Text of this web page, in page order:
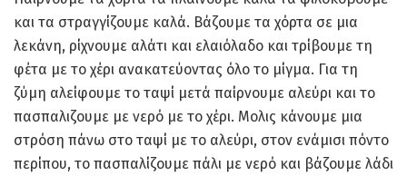
και τα στραγγίζουμε καλά. Βάζουμε τα χόρτα σε μια
λεκάνη, ρίχνουμε αλάτι και ελαιόλαδο και τρίβουμε τη
φέτα με το χέρι ανακατεύοντας όλο το μίγμα. Για τη
ζύμη αλείφουμε το ταψί μετά παίρνουμε αλεύρι και το
πασπαλιζουμε με νερό με το χέρι. Μολις κάνουμε μια
στρόση πάνω στο ταψί με το αλεύρι, στον ενάμισι πόντο
περίπου, το πασπαλίζουμε πάλι με νερό και βάζουμε λάδι